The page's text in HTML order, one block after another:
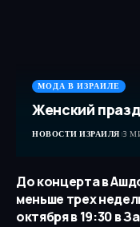
МОДА В ИЗРАИЛЕ
Женский
НОВОСТИ ИЗРАИЛЯ 3
До концерта в
меньше трех
октября в 19:30 в